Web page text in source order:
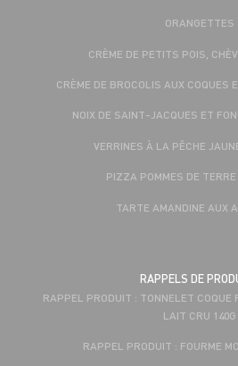
ORANGETTES
CRÈME DE PETITS POIS,
CRÈME DE BROCOLIS AUX COQUES
NOIX DE SAINT-JACQUES ET
VERRINES À LA PÊCHE
PIZZA POMMES DE
TARTE AMANDINE AUX
RAPPELS DE
RAPPEL PRODUIT : TONNELET COQUE
LAIT CRU 140G
RAPPEL PRODUIT : FOURME